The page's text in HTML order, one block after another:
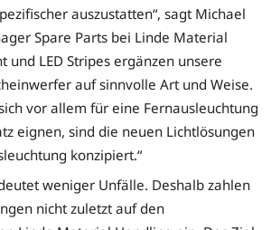
auszustatten“, sagt Michael
Spare Parts bei Linde Material
und LED Stripes ergänzen unsere
auf sinnvolle Art und Weise.
vor allem für eine Fernausleuchtung
eignen, sind die neuen Lichtlösungen
konzipiert.“
weniger Unfälle. Deshalb zahlen
nicht zuletzt auf den